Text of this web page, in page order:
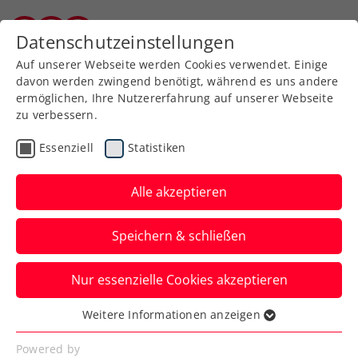
Zurück zur Newsübersicht
Verbands-Info
ÖTV-Geschäftsführer
Thomas Schweda im
interessanten
SportWoche Podcast
Der Wiener beim Gespräch mit Christian
Drastil über seinen Tennis-Background,
die Arbeit im ÖTV und vieles mehr.
Datenschutzeinstellungen
Auf unserer Webseite werden Cookies verwendet. Einige
davon werden zwingend benötigt, während es uns andere
ermöglichen, Ihre Nutzererfahrung auf unserer Webseite
zu verbessern.
Essenziell Statistiken
Alle akzeptieren
Speichern & schließen
Nur essenzielle Cookies akzeptieren
Essenziell
Essenzielle Cookies werden für grundlegende
Weitere Informationen anzeigen
Powered by